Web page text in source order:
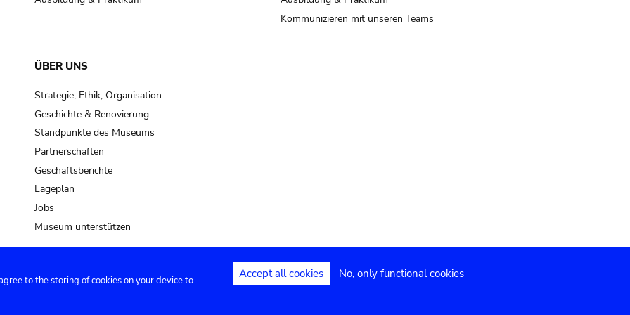
Kommunizieren mit unseren Teams
ÜBER UNS
Strategie, Ethik, Organisation
Geschichte & Renovierung
Standpunkte des Museums
Partnerschaften
Geschäftsberichte
Lageplan
Jobs
Museum unterstützen
Privacy settings Rechtliche Hinweise Erklärung zur Barrierefreiheit
to the storing of cookies on your device to
Accept all cookies No, only functional cookies